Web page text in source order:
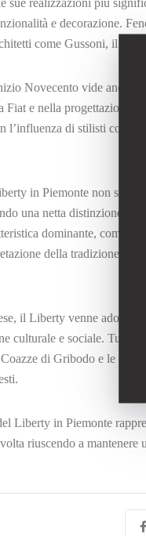
sue realizzazioni più
e decorazione.
come Gussoni, il
Novecento vide anche
e nella progettazione
l’influenza di stilisti come
in Piemonte non si
una netta distinzione
dominante, come
della tradizione
il Liberty venne adottato
culturale e sociale.
di Gribodo e le
Liberty in Piemonte
riuscendo a